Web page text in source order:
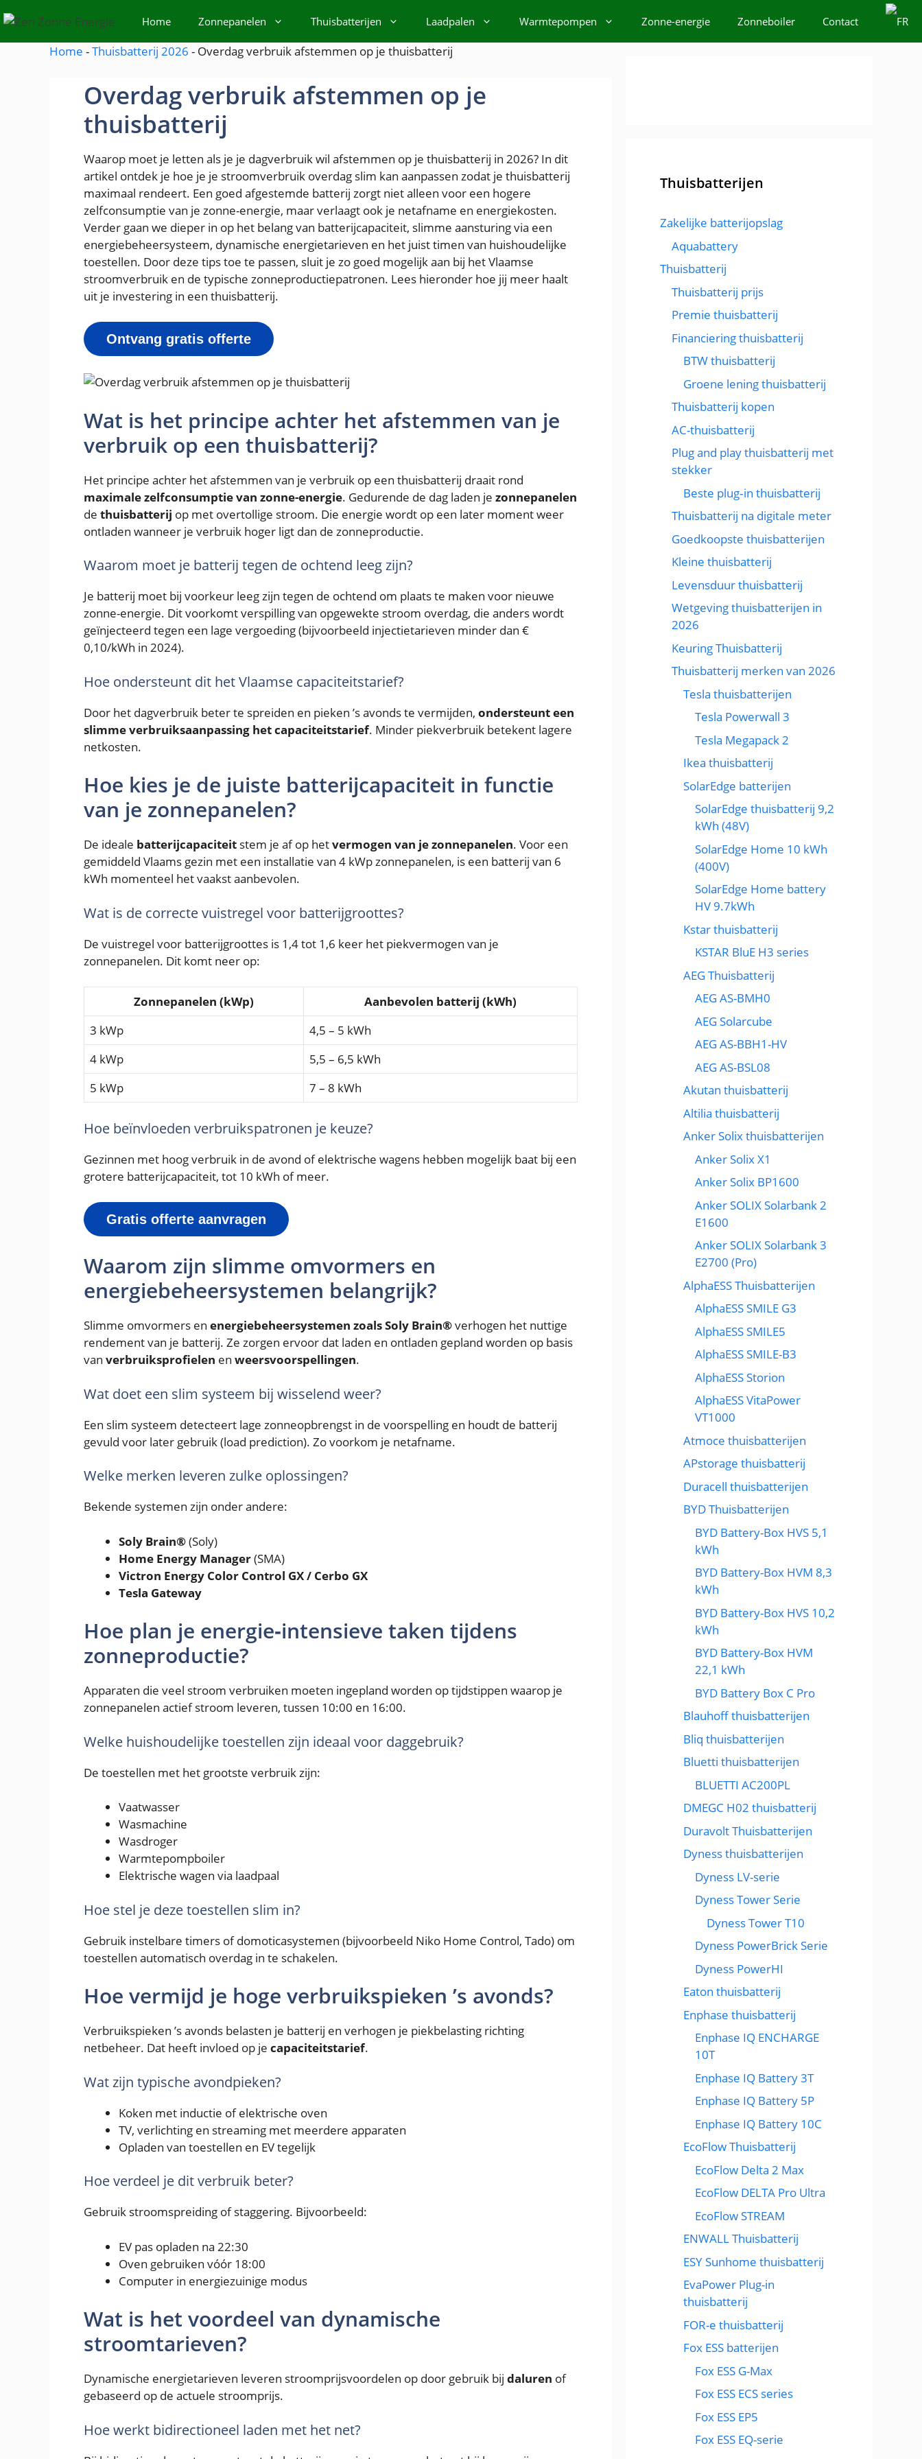
naar
de
Home Zonnepanelen Thuisbatterijen Laadpalen Warmtepompen Zonne-energie Zonneboiler Contact
Home -Thuisbatterij 2026 - Overdag verbruik afstemmen op je thuisbatterij
Overdag verbruik afstemmen op je
thuisbatterij
Waarop moet je letten als je je dagverbruik wil afstemmen op je thuisbatterij in 2026? In dit
artikel ontdek je hoe je je stroomverbruik overdag slim kan aanpassen zodat je thuisbatterij
maximaal rendeert. Een goed afgestemde batterij zorgt niet alleen voor een hogere
zelfconsumptie van je zonne-energie, maar verlaagt ook je netafname en energiekosten.
Verder gaan we dieper in op het belang van batterijcapaciteit, slimme aansturing via een
energiebeheersysteem, dynamische energietarieven en het juist timen van huishoudelijke
toestellen. Door deze tips toe te passen, sluit je zo goed mogelijk aan bij het Vlaamse
stroomverbruik en de typische zonneproductiepatronen. Lees hieronder hoe jij meer haalt
uit je investering in een thuisbatterij.
Ontvang gratis offerte
Wat is het principe achter het afstemmen van je
verbruik op een thuisbatterij?
Het principe achter het afstemmen van je verbruik op een thuisbatterij draait rond
maximale zelfconsumptie van zonne-energie. Gedurende de dag laden je zonnepanelen
de thuisbatterij op met overtollige stroom. Die energie wordt op een later moment weer
ontladen wanneer je verbruik hoger ligt dan de zonneproductie.
Waarom moet je batterij tegen de ochtend leeg zijn?
Je batterij moet bij voorkeur leeg zijn tegen de ochtend om plaats te maken voor nieuwe
zonne-energie. Dit voorkomt verspilling van opgewekte stroom overdag, die anders wordt
geïnjecteerd tegen een lage vergoeding (bijvoorbeeld injectietarieven minder dan €
0,10/kWh in 2024).
Hoe ondersteunt dit het Vlaamse capaciteitstarief?
Door het dagverbruik beter te spreiden en pieken ’s avonds te vermijden, ondersteunt een
slimme verbruiksaanpassing het capaciteitstarief. Minder piekverbruik betekent lagere
netkosten.
Hoe kies je de juiste batterijcapaciteit in functie
van je zonnepanelen?
De ideale batterijcapaciteit stem je af op hetvermogen van je zonnepanelen. Voor een
gemiddeld Vlaams gezin met een installatie van 4 kWp zonnepanelen, is een batterij van 6
kWh momenteel het vaakst aanbevolen.
Wat is de correcte vuistregel voor batterijgroottes?
De vuistregel voor batterijgroottes is 1,4 tot 1,6 keer het piekvermogen van je
zonnepanelen. Dit komt neer op:
Zonnepanelen (kWp)
Aanbevolen batterij (kWh)
3 kWp
4,5 – 5 kWh
4 kWp
5,5 – 6,5 kWh
5 kWp
7 – 8 kWh
Hoe beïnvloeden verbruikspatronen je keuze?
Gezinnen met hoog verbruik in de avond of elektrische wagens hebben mogelijk baat bij een
grotere batterijcapaciteit, tot 10 kWh of meer.
Gratis offerte aanvragen
Waarom zijn slimme omvormers en
energiebeheersystemen belangrijk?
Slimme omvormers en energiebeheersystemen zoals Soly Brain®verhogen het nuttige
rendement van je batterij. Ze zorgen ervoor dat laden en ontladen gepland worden op basis
van verbruiksprofielen en weersvoorspellingen.
Wat doet een slim systeem bij wisselend weer?
Een slim systeem detecteert lage zonneopbrengst in de voorspelling en houdt de batterij
gevuld voor later gebruik (load prediction). Zo voorkom je netafname.
Welke merken leveren zulke oplossingen?
Bekende systemen zijn onder andere:
Soly Brain®(Soly)
Home Energy Manager(SMA)
Victron Energy Color Control GX / Cerbo GX
Tesla Gateway
Hoe plan je energie‑intensieve taken tijdens
zonneproductie?
Apparaten die veel stroom verbruiken moeten ingepland worden op tijdstippen waarop je
zonnepanelen actief stroom leveren, tussen 10:00 en 16:00.
Welke huishoudelijke toestellen zijn ideaal voor daggebruik?
De toestellen met het grootste verbruik zijn:
Vaatwasser
Wasmachine
Wasdroger
Warmtepompboiler
Elektrische wagen via laadpaal
Hoe stel je deze toestellen slim in?
Gebruik instelbare timers of domoticasystemen (bijvoorbeeld Niko Home Control, Tado) om
toestellen automatisch overdag in te schakelen.
Hoe vermijd je hoge verbruikspieken ’s avonds?
Verbruikspieken ’s avonds belasten je batterij en verhogen je piekbelasting richting
netbeheer. Dat heeft invloed op je capaciteitstarief.
Wat zijn typische avondpieken?
Koken met inductie of elektrische oven
TV, verlichting en streaming met meerdere apparaten
Opladen van toestellen en EV tegelijk
Hoe verdeel je dit verbruik beter?
Gebruik stroomspreiding of staggering. Bijvoorbeeld:
EV pas opladen na 22:30
Oven gebruiken vóór 18:00
Computer in energiezuinige modus
Wat is het voordeel van dynamische
stroomtarieven?
Dynamische energietarieven leveren stroomprijsvoordelen op door gebruik bij daluren of
gebaseerd op de actuele stroomprijs.
Hoe werkt bidirectioneel laden met het net?
Thuisbatterijen
Zakelijke batterijopslag
Aquabattery
Thuisbatterij
Thuisbatterij prijs
Premie thuisbatterij
Financiering thuisbatterij
BTW thuisbatterij
Groene lening thuisbatterij
Thuisbatterij kopen
AC-thuisbatterij
Plug and play thuisbatterij met
stekker
Beste plug‑in thuisbatterij
Thuisbatterij na digitale meter
Goedkoopste thuisbatterijen
Kleine thuisbatterij
Levensduur thuisbatterij
Wetgeving thuisbatterijen in
2026
Keuring Thuisbatterij
Thuisbatterij merken van 2026
Tesla thuisbatterijen
Tesla Powerwall 3
Tesla Megapack 2
Ikea thuisbatterij
SolarEdge batterijen
SolarEdge thuisbatterij 9,2
kWh (48V)
SolarEdge Home 10 kWh
(400V)
SolarEdge Home battery
HV 9.7kWh
Kstar thuisbatterij
KSTAR BluE H3 series
AEG Thuisbatterij
AEG AS-BMH0
AEG Solarcube
AEG AS-BBH1-HV
AEG AS-BSL08
Akutan thuisbatterij
Altilia thuisbatterij
Anker Solix thuisbatterijen
Anker Solix X1
Anker Solix BP1600
Anker SOLIX Solarbank 2
E1600
Anker SOLIX Solarbank 3
E2700 (Pro)
AlphaESS Thuisbatterijen
AlphaESS SMILE G3
AlphaESS SMILE5
AlphaESS SMILE-B3
AlphaESS Storion
AlphaESS VitaPower
VT1000
Atmoce thuisbatterijen
APstorage thuisbatterij
Duracell thuisbatterijen
BYD Thuisbatterijen
BYD Battery-Box HVS 5,1
kWh
BYD Battery-Box HVM 8,3
kWh
BYD Battery-Box HVS 10,2
kWh
BYD Battery-Box HVM
22,1 kWh
BYD Battery Box C Pro
Blauhoff thuisbatterijen
Bliq thuisbatterijen
Bluetti thuisbatterijen
BLUETTI AC200PL
DMEGC H02 thuisbatterij
Duravolt Thuisbatterijen
Dyness thuisbatterijen
Dyness LV-serie
Dyness Tower Serie
Dyness Tower T10
Dyness PowerBrick Serie
Dyness PowerHI
Eaton thuisbatterij
Enphase thuisbatterij
Enphase IQ ENCHARGE
10T
Enphase IQ Battery 3T
Enphase IQ Battery 5P
Enphase IQ Battery 10C
EcoFlow Thuisbatterij
EcoFlow Delta 2 Max
EcoFlow DELTA Pro Ultra
EcoFlow STREAM
ENWALL Thuisbatterij
ESY Sunhome thuisbatterij
EvaPower Plug-in
thuisbatterij
FOR-e thuisbatterij
Fox ESS batterijen
Fox ESS G-Max
Fox ESS ECS series
Fox ESS EP5
Fox ESS EQ-serie